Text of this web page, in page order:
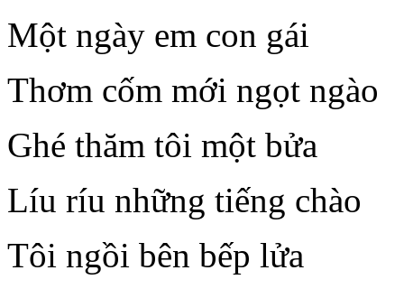
Một ngày em con gái
Thơm cốm mới ngọt ngào
Ghé thăm tôi một bửa
Líu ríu những tiếng chào
Tôi ngồi bên bếp lửa